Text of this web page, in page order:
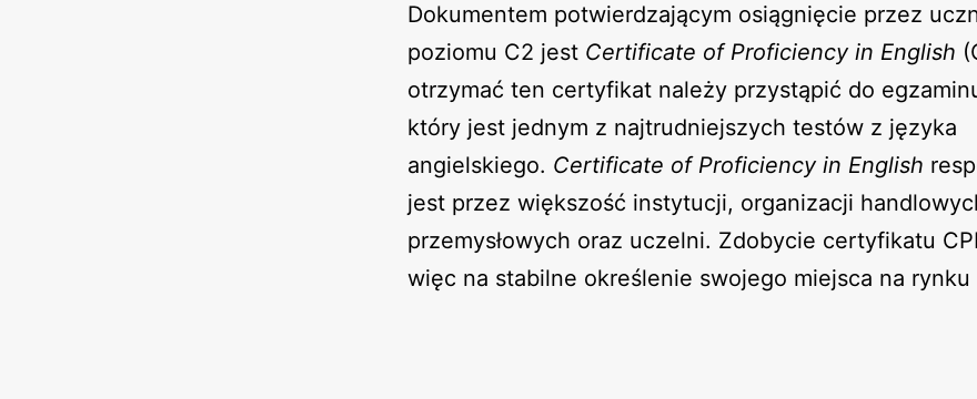
Dokumentem potwierdzającym osiągnięcie przez
poziomu C2 jest Certificate of Proficiency in English
otrzymać ten certyfikat należy przystąpić do
który jest jednym z najtrudniejszych testów z języka
angielskiego. Certificate of Proficiency in English
jest przez większość instytucji, organizacji
przemysłowych oraz uczelni. Zdobycie certyfikatu
więc na stabilne określenie swojego miejsca na rynku